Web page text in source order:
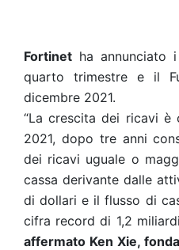
Fortinet ha annunciato
quarto trimestre e il
dicembre 2021.
“La crescita dei ricavi è
2021, dopo tre anni
dei ricavi uguale o
cassa derivante dalle
di dollari e il flusso di
cifra record di 1,2
affermato Ken Xie,